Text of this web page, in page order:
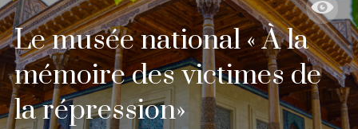
Le musée national « À la
mémoire des victimes de
la répression»